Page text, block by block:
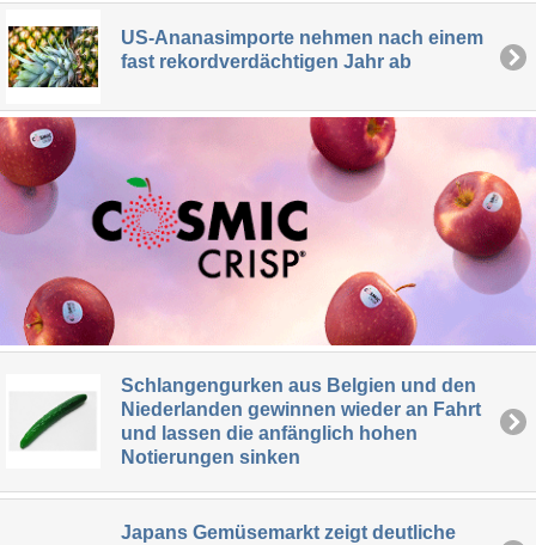
US-Ananasimporte nehmen nach einem
fast rekordverdächtigen Jahr ab
Schlangengurken aus Belgien und den
Niederlanden gewinnen wieder an Fahrt
und lassen die anfänglich hohen
Notierungen sinken
Japans Gemüsemarkt zeigt deutliche